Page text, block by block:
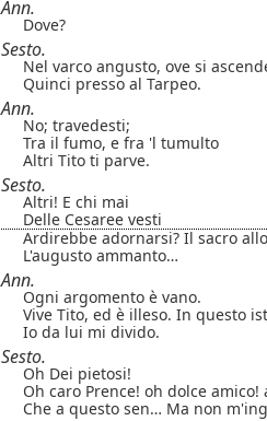
Ann.
Dove?
Sesto.
Nel varco angusto, ove si
Quinci presso al Tarpeo.
Ann.
No; travedesti;
Tra il fumo, e fra 'l tumulto
Altri Tito ti parve.
Sesto.
Altri! E chi mai
Delle Cesaree vesti
Ardirebbe adornarsi? Il sacro
L'augusto ammanto…
Ann.
Ogni argomento è vano.
Vive Tito, ed è illeso. In questo
Io da lui mi divido.
Sesto.
Oh Dei pietosi!
Oh caro Prence! oh dolce amico!
Che a questo sen… Ma non